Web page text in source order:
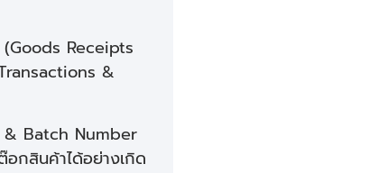
Receipts
&
& Batch Number
กสินค้าได้อย่างเกิด